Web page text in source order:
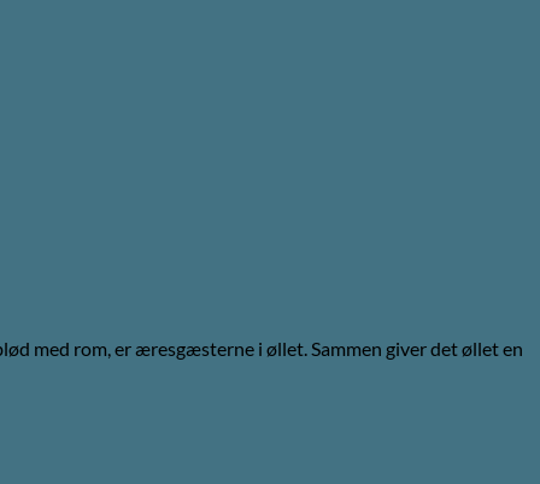
med rom, er æresgæsterne i øllet. Sammen giver det øllet en